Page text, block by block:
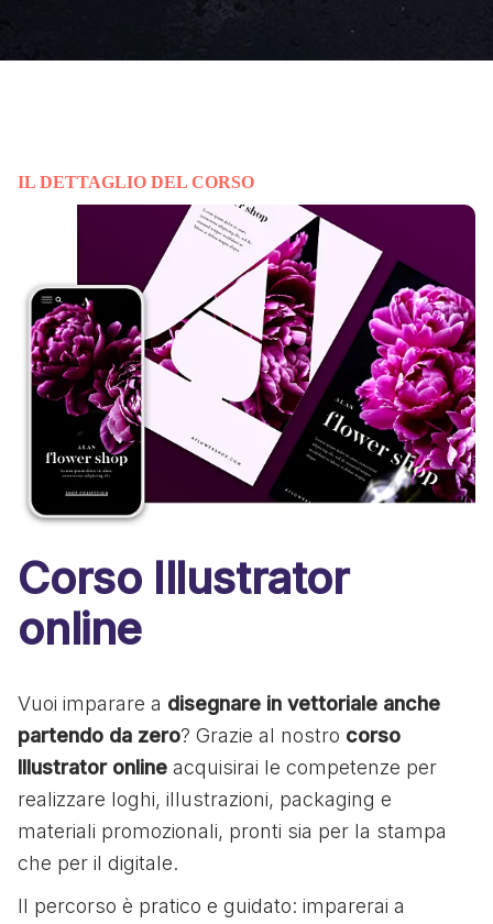
IL DETTAGLIO DEL CORSO
Corso Illustrator
online
Vuoi imparare a disegnare in vettoriale anche
partendo da zero? Grazie al nostro corso
Illustrator online acquisirai le competenze per
realizzare loghi, illustrazioni, packaging e
materiali promozionali, pronti sia per la stampa
che per il digitale.
Il percorso è pratico e guidato: imparerai a